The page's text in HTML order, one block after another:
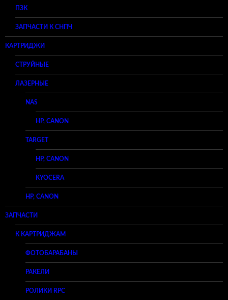
ПЗК
ЗАПЧАСТИ К СНПЧ
КАРТРИДЖИ
СТРУЙНЫЕ
ЛАЗЕРНЫЕ
NAS
HP, CANON
TARGET
HP, CANON
KYOCERA
HP, CANON
ЗАПЧАСТИ
К КАРТРИДЖАМ
ФОТОБАРАБАНЫ
РАКЕЛИ
РОЛИКИ RPC